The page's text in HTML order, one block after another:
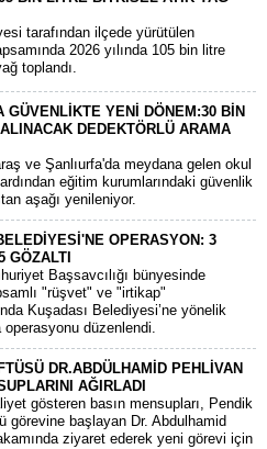
tarafından ilçede yürütülen
2026 yılında 105 bin litre
toplandı.
GÜVENLİKTE YENİ DÖNEM:30 BİN
DEDEKTÖRLÜ ARAMA
ve Şanlıurfa'da meydana gelen okul
ardından eğitim kurumlarındaki güvenlik
aşağı yenileniyor.
OPERASYON: 3
GÖZALTI
Başsavcılığı bünyesinde
"rüşvet" ve "irtikap"
Kuşadası Belediyesi’ne yönelik
operasyonu düzenlendi.
DR.ABDÜLHAMİD PEHLİVAN
AĞIRLADI
gösteren basın mensupları, Pendik
görevine başlayan Dr. Abdulhamid
ziyaret ederek yeni görevi için